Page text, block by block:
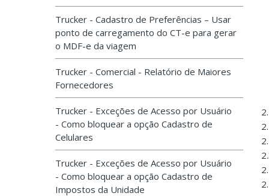
Trucker - Cadastro de Preferências – Usar
ponto de carregamento do CT-e para gerar
o MDF-e da viagem
Trucker - Comercial - Relatório de Maiores
Fornecedores
Trucker - Exceções de Acesso por Usuário
- Como bloquear a opção Cadastro de
Celulares
Trucker - Exceções de Acesso por Usuário
- Como bloquear a opção Cadastro de
Impostos da Unidade